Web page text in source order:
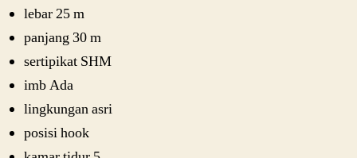
lebar 25 m
panjang 30 m
sertipikat SHM
imb Ada
lingkungan asri
posisi hook